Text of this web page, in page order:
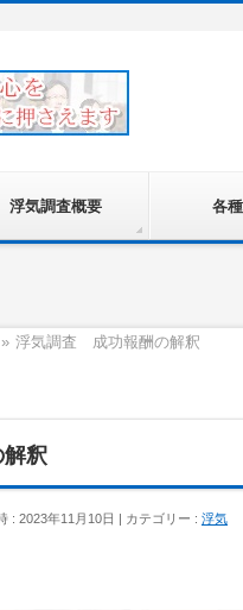
浮気調査概要 各
» 浮気調査 成功報酬の解釈
釈
: 2023年11月10日 カテゴリー : 浮気